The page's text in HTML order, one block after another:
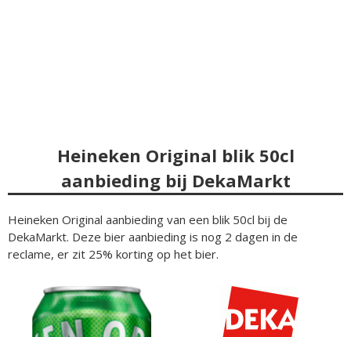
Heineken Original blik 50cl
aanbieding bij DekaMarkt
Heineken Original aanbieding van een blik 50cl bij de
DekaMarkt. Deze bier aanbieding is nog 2 dagen in de
reclame, er zit 25% korting op het bier.